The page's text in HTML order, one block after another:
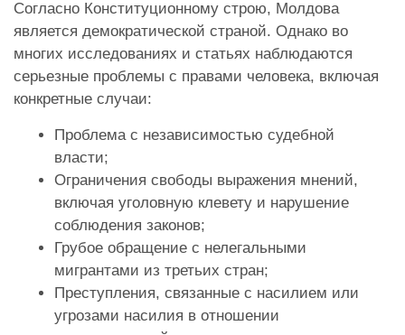
Согласно Конституционному строю, Молдова
является демократической страной. Однако во
многих исследованиях и статьях наблюдаются
серьезные проблемы с правами человека, включая
конкретные случаи:
Проблема с независимостью судебной
власти;
Ограничения свободы выражения мнений,
включая уголовную клевету и нарушение
соблюдения законов;
Грубое обращение с нелегальными
мигрантами из третьих стран;
Преступления, связанные с насилием или
угрозами насилия в отношении